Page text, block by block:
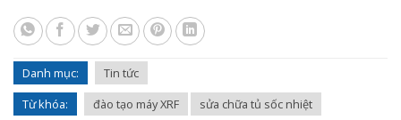
Danh mục:
Tin tức
Từ khóa:
đào tạo máy XRF sửa chữa tủ sốc nhiệt